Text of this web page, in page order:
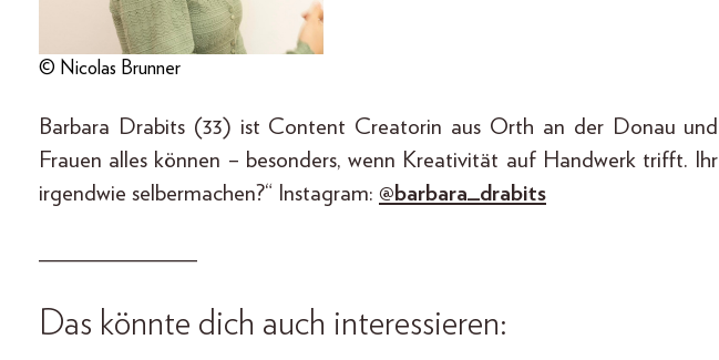
© Nicolas Brunner
Barbara Drabits (33) ist Content Creatorin aus Orth an der Donau
Frauen alles können – besonders, wenn Kreativität auf Handwerk trifft.
irgendwie selbermachen?“ Instagram: @barbara_drabits
_____________
Das könnte dich auch interessieren: